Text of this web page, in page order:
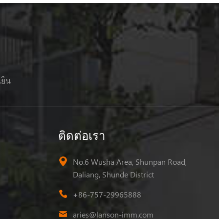
น
ติดต่อเรา
No.6 Wusha Area, Shunpan Road,
Daliang, Shunde District
+86-757-29965888
aries@lanson-imm.com